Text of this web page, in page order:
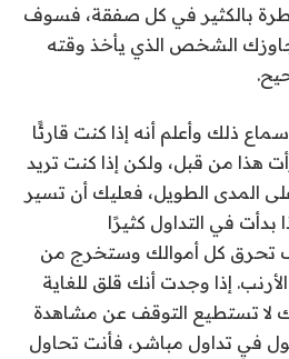
بالكثير في كل صفقة، فسوف
الشخص الذي يأخذ وقته
ذلك وأعلم أنه إذا كنت قارئًا
هذا من قبل، ولكن إذا كنت تريد
المدى الطويل، فعليك أن تسير
بدأت في التداول كثيرًا
تحرق كل أموالك وستخرج من
إذا وجدت أنك قلق للغاية
لا تستطيع التوقف عن مشاهدة
في تداول مباشر، فأنت تحاول